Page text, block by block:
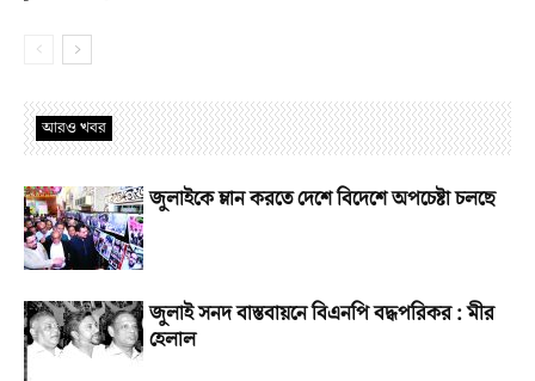
আরও খবর
জুলাইকে ম্লান করতে দেশে বিদেশে অপচেষ্টা চলছে
জুলাই সনদ বাস্তবায়নে বিএনপি বদ্ধপরিকর : মীর
হেলাল